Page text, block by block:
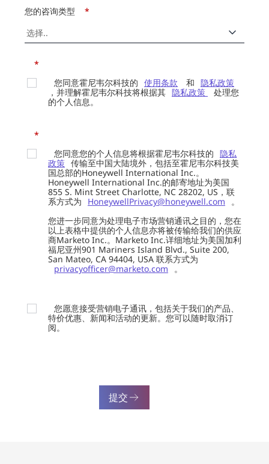
*
您的咨询类型
*
您同意霍尼韦尔科技的 使用条款 和 隐私政策
，并理解霍尼韦尔科技将根据其 隐私政策
处理您
的个人信息。
*
您同意您的个人信息将根据霍尼韦尔科技的 隐私
政策 传输至中国大陆境外，包括至霍尼韦尔科技美
国总部的Honeywell International Inc.。
Honeywell International Inc.的邮寄地址为美国
855 S. Mint Street Charlotte, NC 28202, US，联
系方式为
HoneywellPrivacy@honeywell.com
。
您进一步同意为处理电子市场营销通讯之目的，您在
以上表格中提供的个人信息亦将被传输给我们的供应
商Marketo Inc.。Marketo Inc.详细地址为美国加利
福尼亚州901 Mariners Island Blvd., Suite 200,
San Mateo, CA 94404, USA 联系方式为
privacyofficer@marketo.com
。
您愿意接受营销电子通讯，包括关于我们的产品、
特价优惠、新闻和活动的更新。您可以随时取消订
阅。
提交